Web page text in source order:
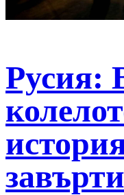
Русия:
завърти